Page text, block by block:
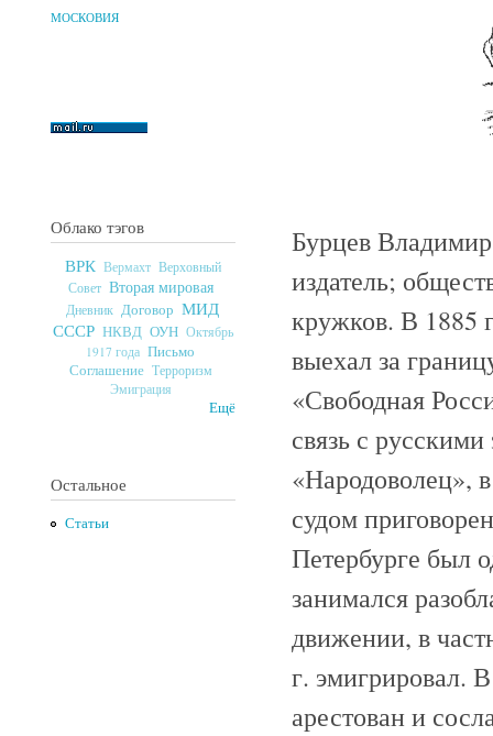
МОСКОВИЯ
Облако тэгов
ВРК Вермахт Верховный
Совет Вторая мировая
Дневник Договор МИД
СССР НКВД ОУН Октябрь
1917 года Письмо
Соглашение Терроризм
Эмиграция
Ещё
Остальное
Статьи
Бурцев
издатель;
кружков. В 1885
выехал за
«Свободная
связь с
«Народоволец»,
судом
Петербурге был
занимался
движении, в
г. эмигрировал.
арестован и